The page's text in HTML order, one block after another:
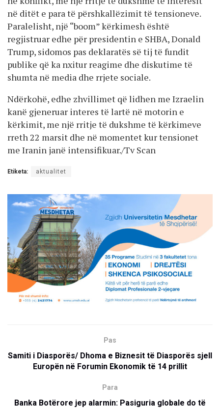
në ditët e para të përshkallëzimit të tensioneve.
Paralelisht, një “boom” kërkimesh është
regjistruar edhe për presidentin e SHBA, Donald
Trump, sidomos pas deklaratës së tij të fundit
publike që ka nxitur reagime dhe diskutime të
shumta në media dhe rrjete sociale.
Ndërkohë, edhe zhvillimet që lidhen me Izraelin
kanë gjeneruar interes të lartë në motorin e
kërkimit, me një rritje të dukshme të kërkimeve
rreth 22 marsit dhe në momentet kur tensionet
me Iranin janë intensifikuar./Tv Scan
Etiketa: aktualitet
Pas
Samiti i Diasporës/ Dhoma e Biznesit të Diasporës sjell
Europën në Forumin Ekonomik të 14 prillit
Para
Banka Botërore jep alarmin: Pasiguria globale do të